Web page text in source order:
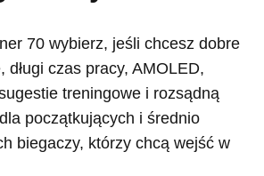
70 wybierz, jeśli chcesz dobre
długi czas pracy, AMOLED,
treningowe i rozsądną
początkujących i średnio
biegaczy, którzy chcą wejść w